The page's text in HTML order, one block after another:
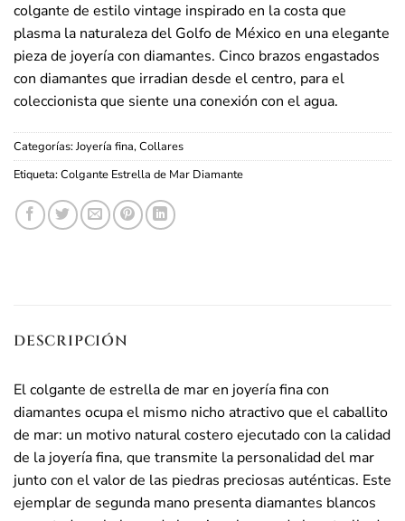
colgante de estilo vintage inspirado en la costa que
plasma la naturaleza del Golfo de México en una elegante
pieza de joyería con diamantes. Cinco brazos engastados
con diamantes que irradian desde el centro, para el
coleccionista que siente una conexión con el agua.
Categorías:Joyería fina,Collares
Etiqueta:Colgante Estrella de Mar Diamante
DESCRIPCIÓN
El colgante de estrella de mar en joyería fina con
diamantes ocupa el mismo nicho atractivo que el caballito
de mar: un motivo natural costero ejecutado con la calidad
de la joyería fina, que transmite la personalidad del mar
junto con el valor de las piedras preciosas auténticas. Este
ejemplar de segunda mano presenta diamantes blancos